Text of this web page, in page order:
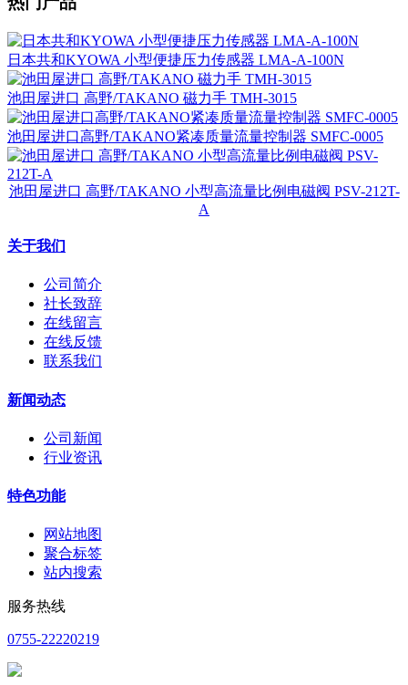
日本共和KYOWA 小型便捷压力传感器 LMA-A-100N
池田屋进口 高野/TAKANO 磁力手 TMH-3015
池田屋进口高野/TAKANO紧凑质量流量控制器 SMFC-0005
池田屋进口 高野/TAKANO 小型高流量比例电磁阀 PSV-212T-
A
关于我们
公司简介
社长致辞
在线留言
在线反馈
联系我们
新闻动态
公司新闻
行业资讯
特色功能
网站地图
聚合标签
站内搜索
服务热线
0755-22220219